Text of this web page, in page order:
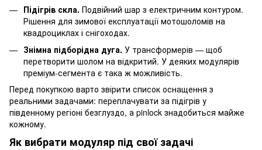
Підігрів скла. Подвійний шар з електричним контуром.
Рішення для зимової експлуатації мотошоломів на
квадроциклах і снігоходах.
Знімна підборідна дуга. У трансформерів — щоб
перетворити шолом на відкритий. У деяких модулярів
преміум-сегмента є така ж можливість.
Перед покупкою варто звірити список оснащення з
реальними задачами: переплачувати за підігрів у
південному регіоні безглуздо, а pinlock знадобиться майже
кожному.
Як вибрати модуляр під свої задачі